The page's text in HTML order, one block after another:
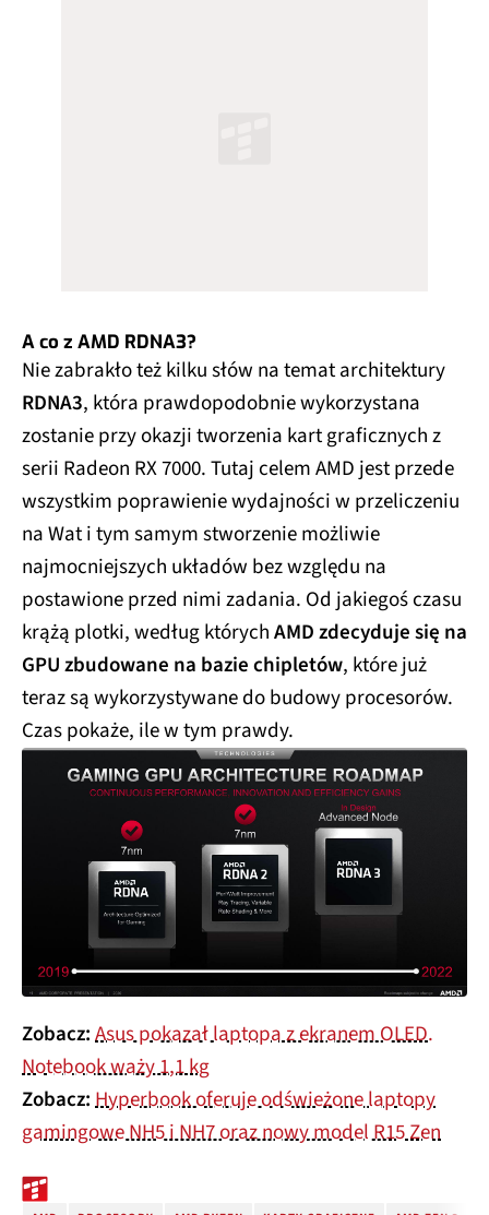
A co z AMD RDNA3?
Nie zabrakło też kilku słów na temat architektury
RDNA3, która prawdopodobnie wykorzystana
zostanie przy okazji tworzenia kart graficznych z
serii Radeon RX 7000. Tutaj celem AMD jest przede
wszystkim poprawienie wydajności w przeliczeniu
na Wat i tym samym stworzenie możliwie
najmocniejszych układów bez względu na
postawione przed nimi zadania. Od jakiegoś czasu
krążą plotki, według którychAMD zdecyduje się na
GPU zbudowane na bazie chipletów, które już
teraz są wykorzystywane do budowy procesorów.
Czas pokaże, ile w tym prawdy.
Zobacz:Asus pokazał laptopa z ekranem OLED.
Notebook waży 1,1 kg
Zobacz:Hyperbook oferuje odświeżone laptopy
gamingowe NH5 i NH7 oraz nowy model R15 Zen